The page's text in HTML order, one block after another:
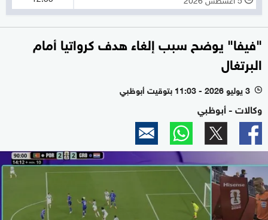
"فيفا" يوضح سبب إلغاء هدف كرواتيا أمام
البرتغال
l 3 يوليو 2026 - 11:03 بتوقيت أبوظبي
وكالات - أبوظبي